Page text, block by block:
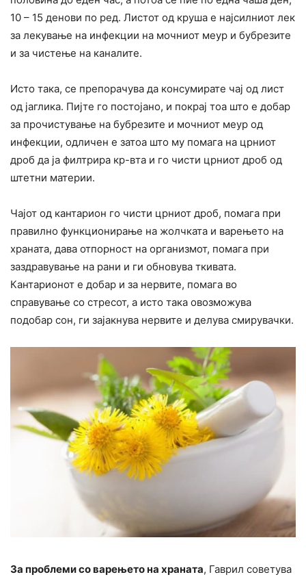
10 – 15 денови по ред. Листот од круша е најсилниот лек
за лекување на инфекции на мочниот меур и бубрезите
и за чистење на каналите.
Исто така, се препорачува да консумирате чај од лист
од јаглика. Пијте го постојано, и покрај тоа што е добар
за прочистување на бубрезите и мочниот меур од
инфекции, одличен е затоа што му помага на црниот
дроб да ја филтрира кр-вта и го чисти црниот дроб од
штетни материи.
Чајот од кантарион го чисти црниот дроб, помага при
правилно функционирање на жолчката и варењето на
храната, дава отпорност на организмот, помага при
заздравување на рани и ги обновува ткивата.
Кантарионот е добар и за нервите, помага во
справување со стресот, а исто така овозможува
подобар сон, ги зајакнува нервите и делува смирувачки.
За проблеми со варењето на храната, Гаврил советува